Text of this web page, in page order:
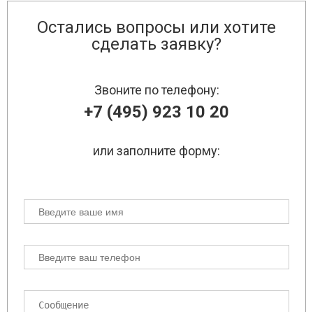
Остались вопросы или хотите
сделать заявку?
Звоните по телефону:
+7 (495) 923 10 20
или заполните форму: